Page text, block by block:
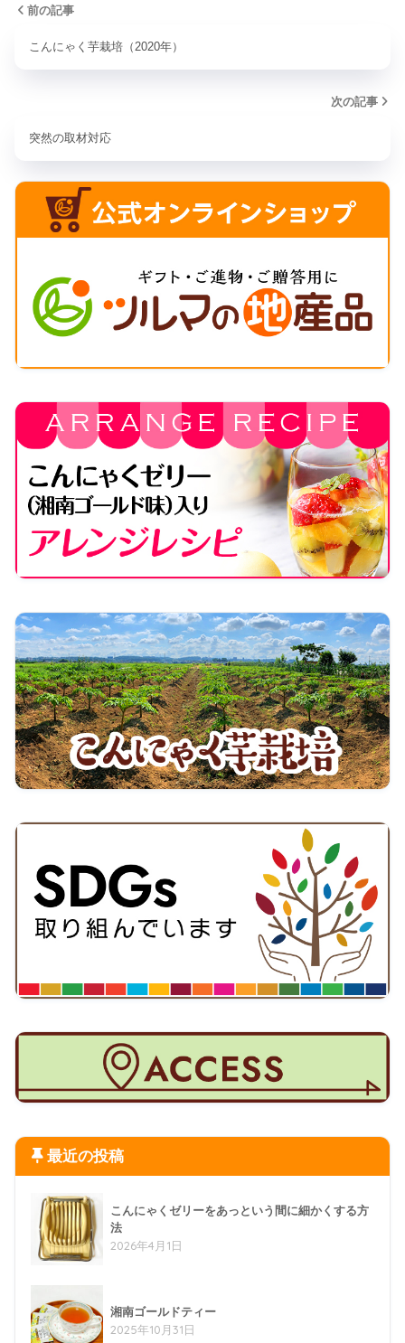
前の記事
こんにゃく芋栽培（2020年）
次の記事
突然の取材対応
最近の投稿
こんにゃくゼリーをあっという間に細かくする方
法
2026年4月1日
湘南ゴールドティー
2025年10月31日